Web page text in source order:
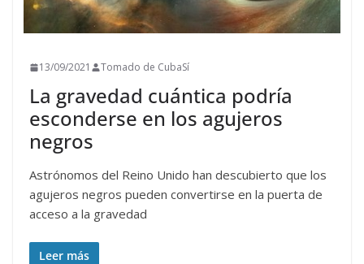
13/09/2021 Tomado de CubaSí
La gravedad cuántica podría
esconderse en los agujeros
negros
Astrónomos del Reino Unido han descubierto que los
agujeros negros pueden convertirse en la puerta de
acceso a la gravedad
Leer más